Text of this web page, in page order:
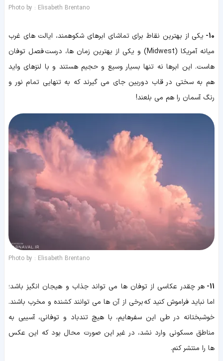
Photo by : Elisabeth Brentano
10- یکی از بهترین نقاط برای تماشای ابرهای شکوهمند، ایالت های غرب
میانه آمریکا (Midwest) و یکی از بهترین زمان ها، درست فصل توفان
هاست. این ابرها نه تنها بسیار وسیع و حجیم هستند و با لنزهای واید
هم به سختی در قاب دوربین جای می گیرند که به تنهایی تمام نور و
رنگ آسمان را هم می بلعند!
Photo by : Elisabeth Brentano
11- هر چقدر عکاسی از توفان ها می تواند جذاب و هیجان انگیز باشد؛
اما نباید فراموش کنید که برخی از آن ها می توانند کشنده و مخرب باشند.
خوشبختانه در طی این سفرهایم، با هیچ تندباد و توفانی، آسیبی به
مناطق مسکونی وارد نشد، در غیر این صورت محال بود که این عکس
ها را منتشر کنم.